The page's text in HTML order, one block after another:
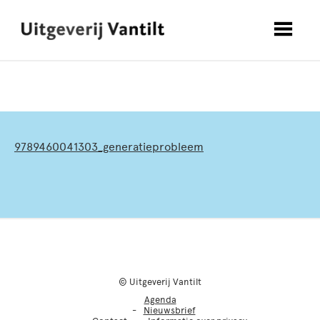
9789460041303_generatieprobleem
© Uitgeverij Vantilt
Agenda
Nieuwsbrief